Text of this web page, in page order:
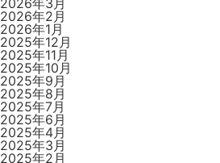
2026年2月
2026年1月
2025年12月
2025年11月
2025年10月
2025年9月
2025年8月
2025年7月
2025年6月
2025年4月
2025年3月
2025年2月